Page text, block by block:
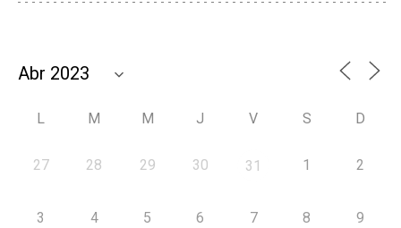
L M M J V S D
27 28 29 30 31 1 2
3 4 5 6 7 8 9